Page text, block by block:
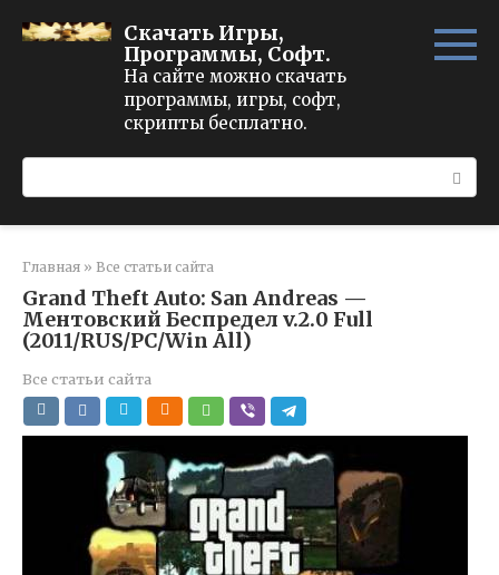
Скачать Игры,
Программы, Софт.
На сайте можно скачать
программы, игры, софт,
скрипты бесплатно.
Главная » Все статьи сайта
Grand Theft Auto: San Andreas —
Ментовский Беспредел v.2.0 Full
(2011/RUS/PC/Win All)
Все статьи сайта